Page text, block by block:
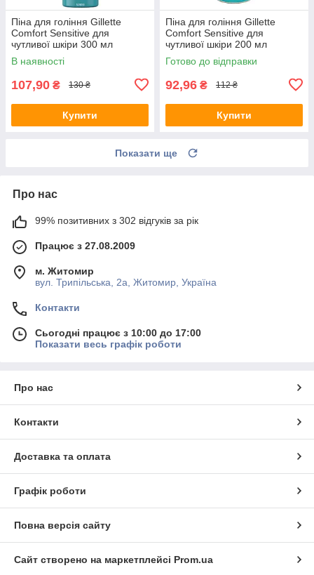
Піна для гоління Gillette
Comfort Sensitive для
чутливої шкіри 300 мл
В наявності
107,90 ₴ 130 ₴
Купити
Піна для гоління Gillette
Comfort Sensitive для
чутливої шкіри 200 мл
Готово до відправки
92,96 ₴ 112 ₴
Купити
Показати ще
Про нас
99% позитивних з 302 відгуків за рік
Працює з 27.08.2009
м. Житомир
вул. Трипільська, 2а, Житомир, Україна
Контакти
Сьогодні працює з 10:00 до 17:00
Показати весь графік роботи
Про нас
Контакти
Доставка та оплата
Графік роботи
Повна версія сайту
Сайт створено на маркетплейсі Prom.ua